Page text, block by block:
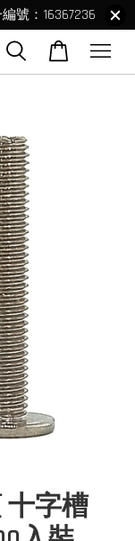
號：16367236
十字槽